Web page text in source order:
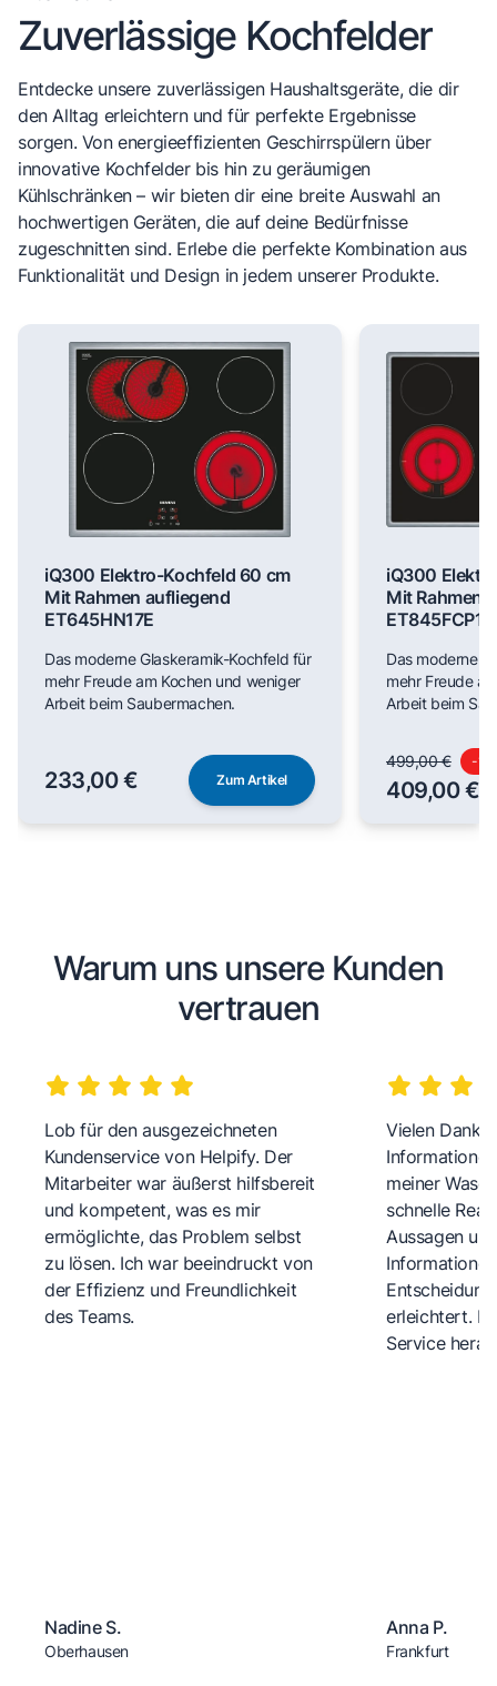
Zuverlässige Kochfelder
Entdecke unsere zuverlässigen Haushaltsgeräte, die dir
den Alltag erleichtern und für perfekte Ergebnisse
sorgen. Von energieeffizienten Geschirrspülern über
innovative Kochfelder bis hin zu geräumigen
Kühlschränken – wir bieten dir eine breite Auswahl an
hochwertigen Geräten, die auf deine Bedürfnisse
zugeschnitten sind. Erlebe die perfekte Kombination aus
Funktionalität und Design in jedem unserer Produkte.
iQ300 Elektro-Kochfeld 60 cm
Mit Rahmen aufliegend
ET645HN17E
Das moderne Glaskeramik-Kochfeld für
mehr Freude am Kochen und weniger
Arbeit beim Saubermachen.
233,00 € Zum Artikel
iQ300
Mit Rahmen
ET845FCP1D
Das moderne
mehr Freude
Arbeit beim
499,00 € -18
409,00 €
Warum uns unsere Kunden
vertrauen
Lob für den ausgezeichneten
Kundenservice von Helpify. Der
Mitarbeiter war äußerst hilfsbereit
und kompetent, was es mir
ermöglichte, das Problem selbst
zu lösen. Ich war beeindruckt von
der Effizienz und Freundlichkeit
des Teams.
Nadine S.
Oberhausen
Vielen Dank
meiner
schnelle
Aussagen
erleichtert.
Service
Anna P.
Frankfurt